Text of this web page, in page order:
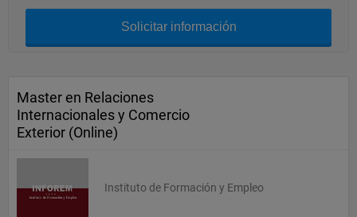
Solicitar información
Master en Relaciones
Internacionales y Comercio
Exterior (Online)
Instituto de Formación y Empleo